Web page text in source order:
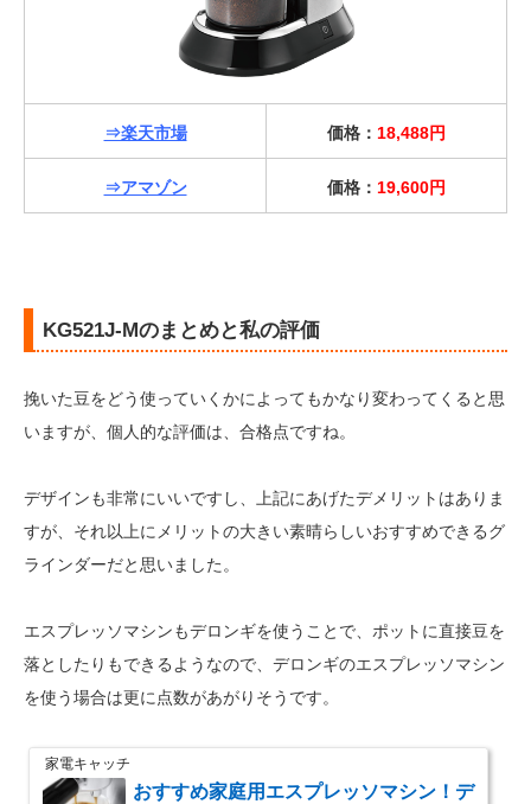
⇒楽天市場 価格： 18,488円
⇒アマゾン 価格： 19,600円
KG521J-Mのまとめと私の評価
挽いた豆をどう使っていくかによってもかなり変わってくると思
いますが、個人的な評価は、合格点ですね。
デザインも非常にいいですし、上記にあげたデメリットはありま
すが、それ以上にメリットの大きい素晴らしいおすすめできるグ
ラインダーだと思いました。
エスプレッソマシンもデロンギを使うことで、ポットに直接豆を
落としたりもできるようなので、デロンギのエスプレッソマシン
を使う場合は更に点数があがりそうです。
家電キャッチ
おすすめ家庭用エスプレッソマシン！デ